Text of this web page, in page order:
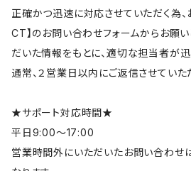
正確かつ迅速に対応させていただく為
CT】のお問い合わせフォームからお願い
だいた情報をもとに、適切な担当者が迅
通常、２営業日以内にご返信させていた
★サポート対応時間★
平日9:00～17:00
営業時間外にいただいたお問い合わせ